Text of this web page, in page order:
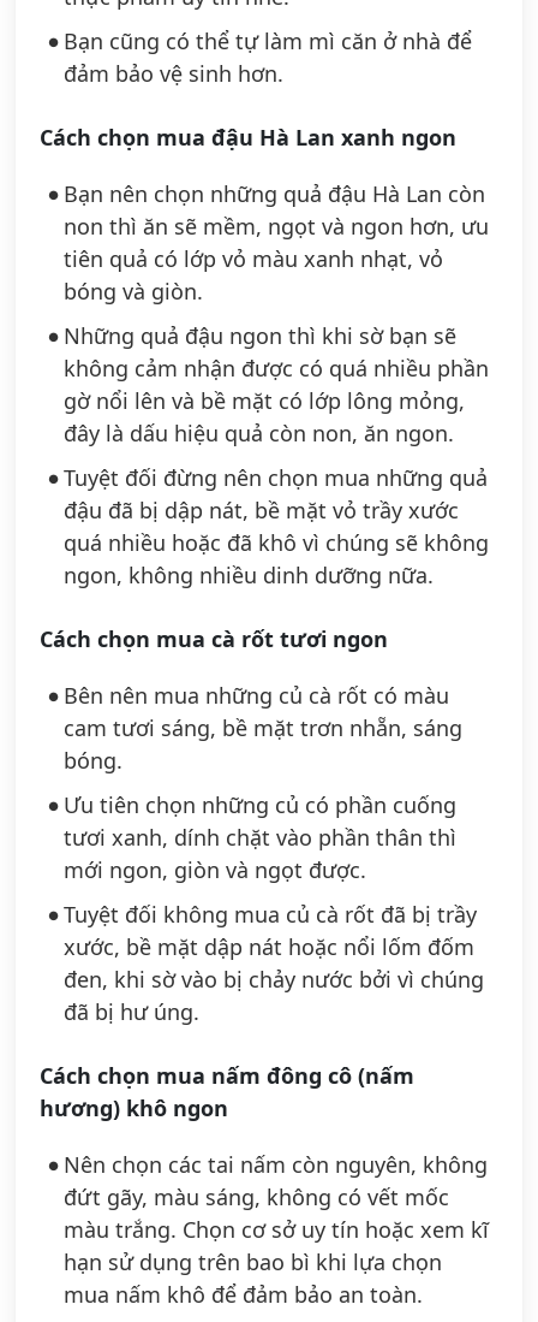
Bạn cũng có thể tự làm mì căn ở nhà để
đảm bảo vệ sinh hơn.
Cách chọn mua đậu Hà Lan xanh ngon
Bạn nên chọn những quả đậu Hà Lan còn
non thì ăn sẽ mềm, ngọt và ngon hơn, ưu
tiên quả có lớp vỏ màu xanh nhạt, vỏ
bóng và giòn.
Những quả đậu ngon thì khi sờ bạn sẽ
không cảm nhận được có quá nhiều phần
gờ nổi lên và bề mặt có lớp lông mỏng,
đây là dấu hiệu quả còn non, ăn ngon.
Tuyệt đối đừng nên chọn mua những quả
đậu đã bị dập nát, bề mặt vỏ trầy xước
quá nhiều hoặc đã khô vì chúng sẽ không
ngon, không nhiều dinh dưỡng nữa.
Cách chọn mua cà rốt tươi ngon
Bên nên mua những củ cà rốt có màu
cam tươi sáng, bề mặt trơn nhẵn, sáng
bóng.
Ưu tiên chọn những củ có phần cuống
tươi xanh, dính chặt vào phần thân thì
mới ngon, giòn và ngọt được.
Tuyệt đối không mua củ cà rốt đã bị trầy
xước, bề mặt dập nát hoặc nổi lốm đốm
đen, khi sờ vào bị chảy nước bởi vì chúng
đã bị hư úng.
Cách chọn mua nấm đông cô (nấm
hương) khô ngon
Nên chọn các tai nấm còn nguyên, không
đứt gãy, màu sáng, không có vết mốc
màu trắng. Chọn cơ sở uy tín hoặc xem kĩ
hạn sử dụng trên bao bì khi lựa chọn
mua nấm khô để đảm bảo an toàn.